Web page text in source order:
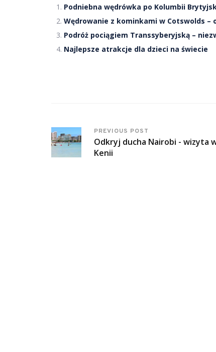
Podniebna wędrówka po Kolumbii
Wędrowanie z kominkami w Cotswolds
Podróż pociągiem Transsyberyjską –
Najlepsze atrakcje dla dzieci na świecie
PREVIOUS POST
Odkryj ducha Nairobi - wizyta
Kenii